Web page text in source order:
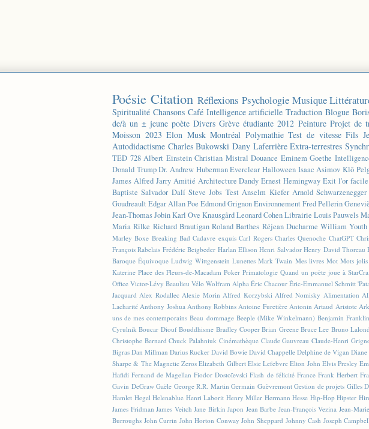
Poésie Citation Réflexions Psychologie Musique
Spiritualité Chansons Café Intelligence artificielle Traduction Blogue
de/à un ± jeune poète Divers Grève étudiante 2012 Peinture Projet de
Moisson 2023 Elon Musk Montréal Polymathie Test de vitesse Fils
Autodidactisme Charles Bukowski Dany Laferrière Extra-terrestres
TED 728 Albert Einstein Christian Mistral Douance Eminem Goethe
Donald Trump Dr. Andrew Huberman Everclear Halloween Isaac Asimov Klô
James Alfred Jarry Amitié Architecture Dandy Ernest Hemingway Exit l'or facile
Baptiste Salvador Dalí Steve Jobs Test Anselm Kiefer Arnold Schwarzenegger
Goudreault Edgar Allan Poe Edmond GrignonEnvironnement Fred Pellerin
Jean-Thomas JobinKarl Ove KnausgårdLeonard CohenLibrairie Louis Pauwels
Maria Rilke Richard Brautigan Roland Barthes Réjean Ducharme William Youth
Marley Boxe Breaking Bad Cadavre exquis Carl Rogers Charles Quenoche ChatGPT
François Rabelais Frédéric Beigbeder Harlan Ellison Henri Salvador Henry David Thoreau
Baroque Équivoque Ludwig Wittgenstein Lunettes Mark Twain Mes livres Mot Mots jolis
Katerine Place des Fleurs-de-Macadam Poker Primatologie Quand un poète joue à
Office Victor-Lévy Beaulieu Vélo Wolfram Alpha Éric Chacour Éric-Emmanuel Schmitt
Jacquard Alex Rodallec Alexie Morin Alfred Korzybski Alfred Nomisky Alimentation
Lacharité Anthony Joshua Anthony Robbins Antoine Furetière Antonin Artaud Aristote
uns de mes contemporains Beau dommage Beeple (Mike Winkelmann) Benjamin Franklin
Cyrulnik Boucar Diouf Bouddhisme Bradley Cooper Brian Greene Bruce Lee Bruno
Christophe Bernard Chuck Palahniuk Cinémathèque Claude Gauvreau Claude-Henri
Bigras Dan Millman Darius Rucker David Bowie David Chappelle Delphine de Vigan Diane
Sharpe & The Magnetic Zeros Elizabeth Gilbert Elsie Lefebvre Elton John Elvis Presley
Hafidi Fernand de Magellan Fiodor Dostoïevski Flash de félicité France Frank Herbert
Gavin DeGraw Gaële George R.R. Martin Germain Guèvremont Gestion de projets Gilles
Hamlet Hegel Helenablue Henri Laborit Henry Miller Hermann Hesse Hip-Hop Hipster
James Fridman James Veitch Jane Birkin Japon Jean Barbe Jean-François Vezina Jean-
Burroughs John Currin John Horton Conway John Sheppard Johnny Cash Joseph Campbell